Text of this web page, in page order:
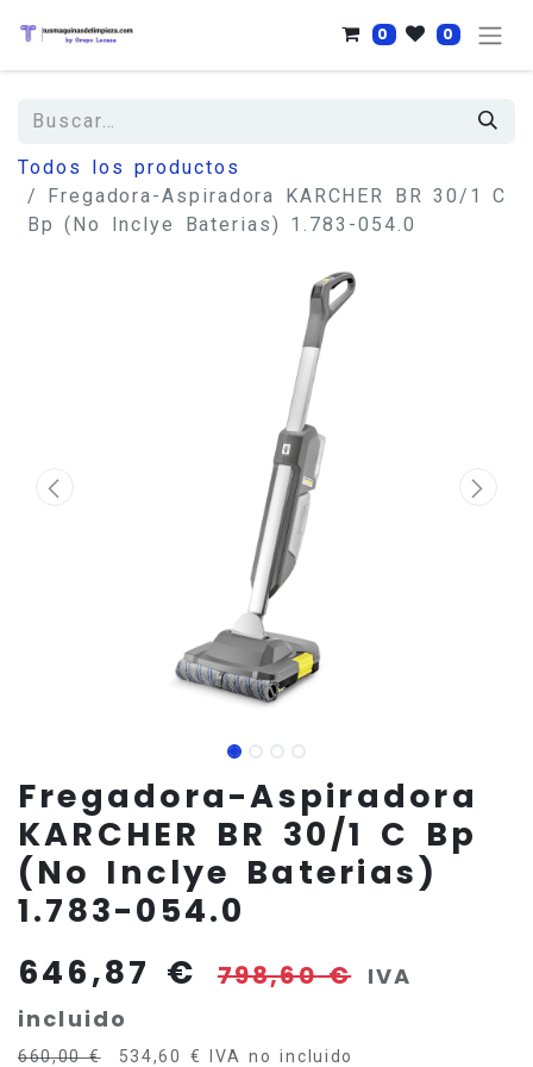
0 0
Todos los productos
Fregadora-Aspiradora KARCHER BR 30/1 C
Bp (No Inclye Baterias) 1.783-054.0
Fregadora-Aspiradora
KARCHER BR 30/1 C Bp
(No Inclye Baterias)
1.783-054.0
646,87 € 798,60€ IVA
incluido
660,00€ 534,60 € IVA no incluido